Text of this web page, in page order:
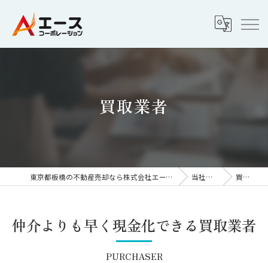
買取業者
東京都板橋の不動産売却なら株式会社エースコーポレーション 当社の特徴 買取業者
仲介よりも早く現金化できる買取業者
PURCHASER